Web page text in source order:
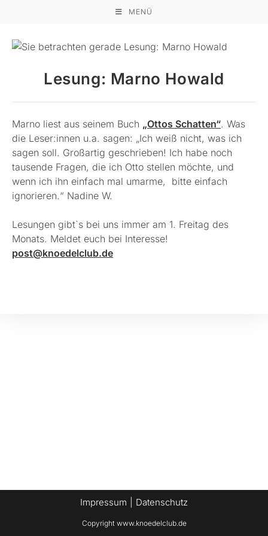
MENÜ
Lesung: Marno Howald
Marno liest aus seinem Buch „Ottos Schatten“. Was
die Leser:innen u.a. sagen: „Ich weiß nicht, was ich
sagen soll. Großartig geschrieben! Ich habe noch
tausende Fragen, die ich Otto stellen möchte, und
wenn ich ihn einfach mal umarme, bitte einfach
ignorieren.“ Nadine W.
Lesungen gibt`s bei uns immer am 1. Freitag des
Monats. Meldet euch bei Interesse!
post@knoedelclub.de
Impressum Datenschutz
Copyright www.knoedelclub.de